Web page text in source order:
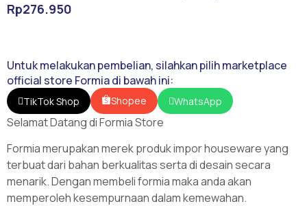
Rp276.950
Untuk melakukan pembelian, silahkan pilih marketplace
official store Formia di bawah ini:
TikTok Shop Shopee WhatsApp
Selamat Datang di Formia Store
Formia merupakan merek produk impor houseware yang
terbuat dari bahan berkualitas serta di desain secara
menarik. Dengan membeli formia maka anda akan
memperoleh kesempurnaan dalam kemewahan.